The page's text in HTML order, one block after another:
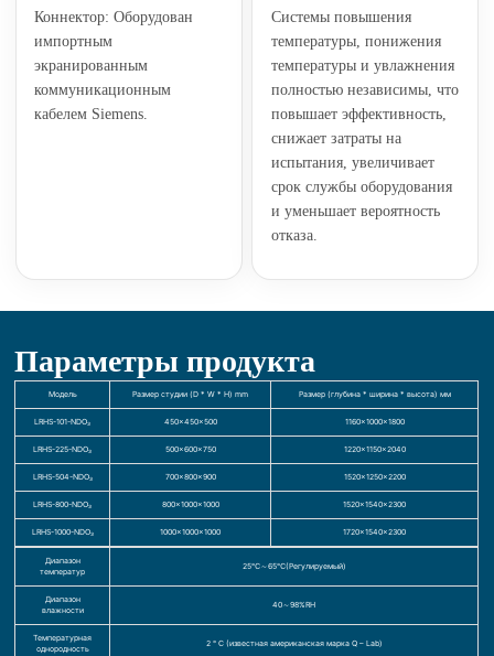
Коннектор: Оборудован
импортным
экранированным
коммуникационным
кабелем Siemens.
Системы повышения
температуры, понижения
температуры и увлажнения
полностью независимы, что
повышает эффективность,
снижает затраты на
испытания, увеличивает
срок службы оборудования
и уменьшает вероятность
отказа.
Параметры продукта
Модель Размер студии (D * W * H) mm Размер (глубина * ширина * высота) мм
LRHS-101-NDO₃ 450×450×500 1160×1000×1800
LRHS-225-NDO₃ 500×600×750 1220×1150×2040
LRHS-504-NDO₃ 700×800×900 1520×1250×2200
LRHS-800-NDO₃ 800×1000×1000 1520×1540×2300
LRHS-1000-NDO₃ 1000×1000×1000 1720×1540×2300
Диапазон
температур
25℃～65℃(Регулируемый)
Диапазон
влажности
40～98%RH
Температурная
однородность
2 ° C (известная американская марка Q – Lab)